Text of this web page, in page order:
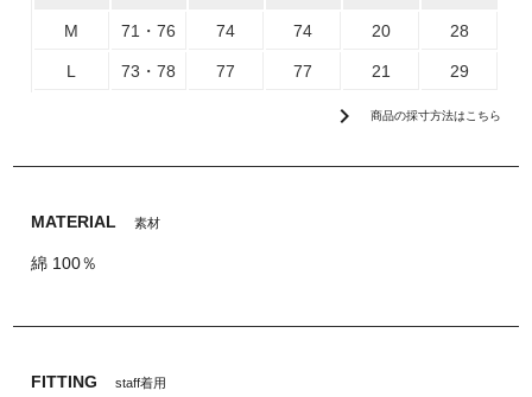
M 71・76 74 74 20 28
L 73・78 77 77 21 29
chevron_right 商品の採寸方法はこちら
MATERIAL 素材
綿 100％
FITTING staff着用